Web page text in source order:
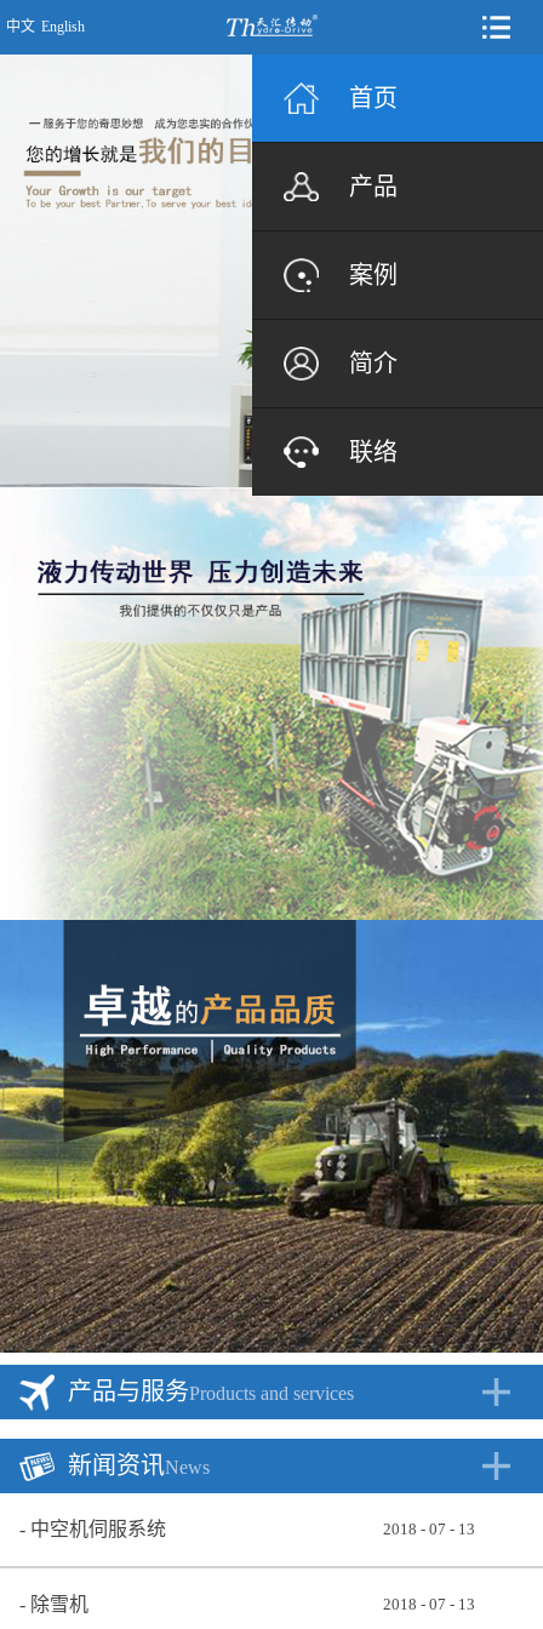
中文 English
首页
产品
案例
简介
联络
产品与服务Products and services
新闻资讯News
中空机伺服系统 2018 - 07 - 13
除雪机 2018 - 07 - 13